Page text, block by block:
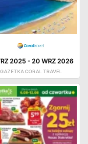
2025- 20 WRZ 2026
GAZETKA CORAL TRAVEL